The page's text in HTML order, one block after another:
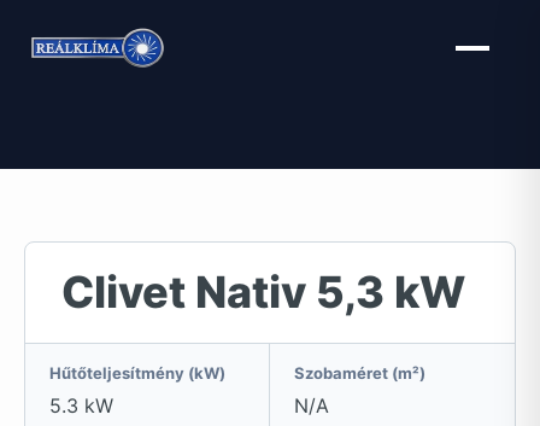
Clivet Nativ 5,3 kW
Hűtőteljesítmény (kW)
5.3 kW
Szobaméret (m²)
N/A